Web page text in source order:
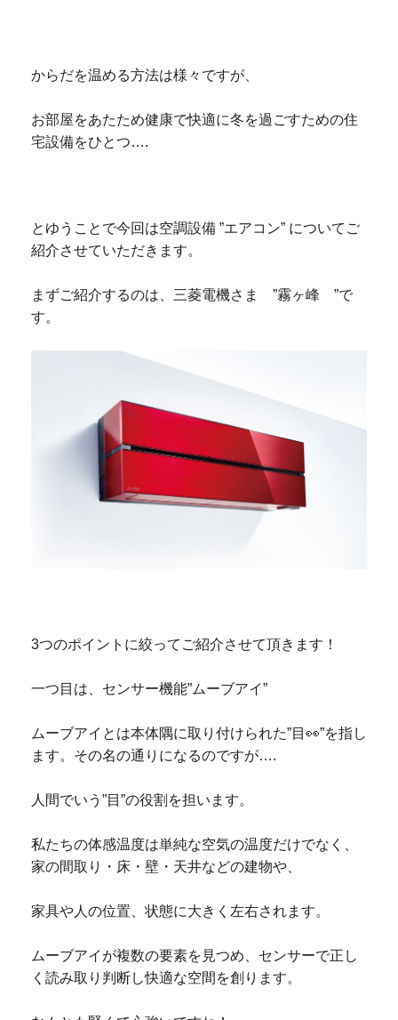
からだを温める方法は様々ですが、
お部屋をあたため健康で快適に冬を過ごすための住
宅設備をひとつ….
とゆうことで今回は空調設備 ”エアコン” についてご
紹介させていただきます。
まずご紹介するのは、三菱電機さま ”霧ヶ峰 ”で
す。
3つのポイントに絞ってご紹介させて頂きます！
一つ目は、センサー機能”ムーブアイ”
ムーブアイとは本体隅に取り付けられた”目👀”を指し
ます。 その名の通りになるのですが….
人間でいう”目”の役割を担います。
私たちの体感温度は単純な空気の温度だけでなく、
家の間取り・床・壁・天井などの建物や、
家具や人の位置、状態に大きく左右されます。
ムーブアイが複数の要素を見つめ、センサーで正し
く読み取り判断し快適な空間を創ります。